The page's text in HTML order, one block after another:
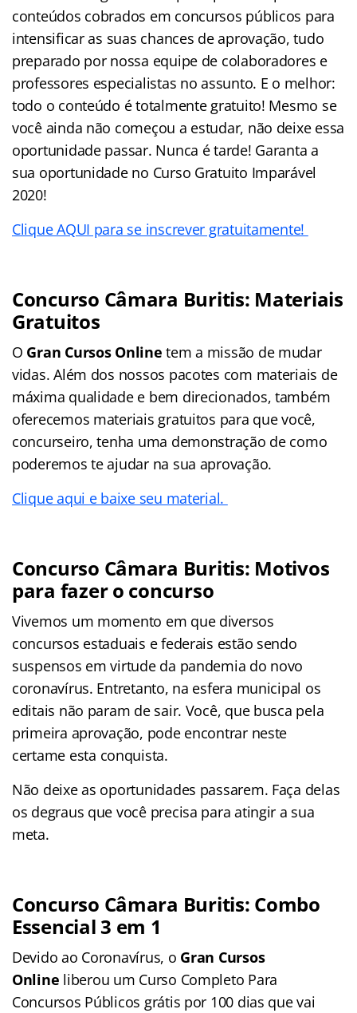
conteúdos cobrados em concursos públicos para
intensificar as suas chances de aprovação, tudo
preparado por nossa equipe de colaboradores e
professores especialistas no assunto. E o melhor:
todo o conteúdo é totalmente gratuito! Mesmo se
você ainda não começou a estudar, não deixe essa
oportunidade passar. Nunca é tarde! Garanta a
sua oportunidade no Curso Gratuito Imparável
2020!
Clique AQUI para se inscrever gratuitamente!
Concurso Câmara Buritis: Materiais
Gratuitos
O Gran Cursos Online tem a missão de mudar
vidas. Além dos nossos pacotes com materiais de
máxima qualidade e bem direcionados, também
oferecemos materiais gratuitos para que você,
concurseiro, tenha uma demonstração de como
poderemos te ajudar na sua aprovação.
Clique aqui e baixe seu material.
Concurso Câmara Buritis: Motivos
para fazer o concurso
Vivemos um momento em que diversos
concursos estaduais e federais estão sendo
suspensos em virtude da pandemia do novo
coronavírus. Entretanto, na esfera municipal os
editais não param de sair. Você, que busca pela
primeira aprovação, pode encontrar neste
certame esta conquista.
Não deixe as oportunidades passarem. Faça delas
os degraus que você precisa para atingir a sua
meta.
Concurso Câmara Buritis: Combo
Essencial 3 em 1
Devido ao Coronavírus, o Gran Cursos
Online liberou um Curso Completo Para
Concursos Públicos grátis por 100 dias que vai